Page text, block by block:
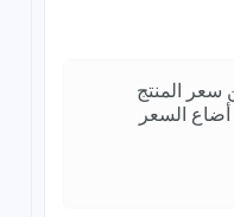
المنتج
السعر